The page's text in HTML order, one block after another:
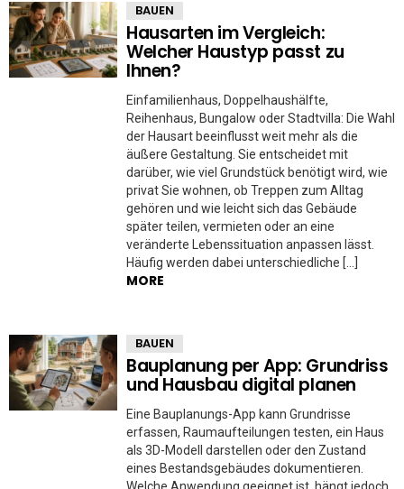
BAUEN
Hausarten im Vergleich:
Welcher Haustyp passt zu
Ihnen?
Einfamilienhaus, Doppelhaushälfte,
Reihenhaus, Bungalow oder Stadtvilla: Die Wahl
der Hausart beeinflusst weit mehr als die
äußere Gestaltung. Sie entscheidet mit
darüber, wie viel Grundstück benötigt wird, wie
privat Sie wohnen, ob Treppen zum Alltag
gehören und wie leicht sich das Gebäude
später teilen, vermieten oder an eine
veränderte Lebenssituation anpassen lässt.
Häufig werden dabei unterschiedliche […]
MORE
BAUEN
Bauplanung per App: Grundriss
und Hausbau digital planen
Eine Bauplanungs-App kann Grundrisse
erfassen, Raumaufteilungen testen, ein Haus
als 3D-Modell darstellen oder den Zustand
eines Bestandsgebäudes dokumentieren.